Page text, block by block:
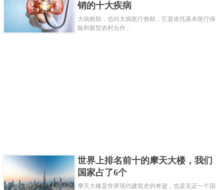
关键字：国家 啤酒
销的十大疾病
大病救助，也叫大病医疗救助，它是依托基本医疗保
险和新型农村合作...
世界上排名前十的摩天大楼，我们
国家占了6个
摩天大楼是世界现代建筑史的奇迹，也是见证一个国